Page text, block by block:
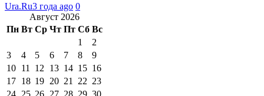
Ura.Ru3 года ago 0
Август 2026
Пн Вт Ср Чт Пт Сб Вс
1
2
3
4 5 6 7 8
9
10 11 12 13 14 15 16
17 18 19 20 21 22 23
24 25 26 27 28 29 30